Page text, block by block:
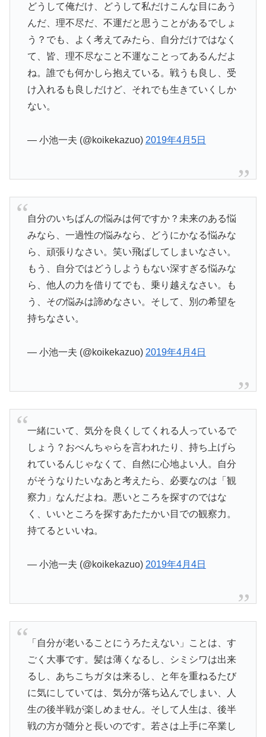
どうして俺だけ、どうして私だけこんな目にあう
んだ、理不尽だ、不運だと思うことがあるでしょ
う？でも、よく考えてみたら、自分だけではなく
て、皆、理不尽なこと不運なことってあるんだよ
ね。誰でも何かしら抱えている。戦うも良し、受
け入れるも良しだけど、それでも生きていくしか
ない。
— 小池一夫 (@koikekazuo) 2019年4月5日
自分のいちばんの悩みは何ですか？未来のある悩
みなら、一過性の悩みなら、どうにかなる悩みな
ら、頑張りなさい。笑い飛ばしてしまいなさい。
もう、自分ではどうしようもない深すぎる悩みな
ら、他人の力を借りてでも、乗り越えなさい。も
う、その悩みは諦めなさい。そして、別の希望を
持ちなさい。
— 小池一夫 (@koikekazuo) 2019年4月4日
一緒にいて、気分を良くしてくれる人っているで
しょう？おべんちゃらを言われたり、持ち上げら
れているんじゃなくて、自然に心地よい人。自分
がそうなりたいなあと考えたら、必要なのは「観
察力」なんだよね。悪いところを探すのではな
く、いいところを探すあたたかい目での観察力。
持てるといいね。
— 小池一夫 (@koikekazuo) 2019年4月4日
「自分が老いることにうろたえない」ことは、す
ごく大事です。髪は薄くなるし、シミシワは出来
るし、あちこちガタは来るし、と年を重ねるたび
に気にしていては、気分が落ち込んでしまい、人
生の後半戦が楽しめません。そして人生は、後半
戦の方が随分と長いのです。若さは上手に卒業し